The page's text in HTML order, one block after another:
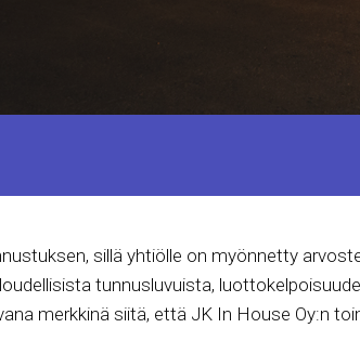
sillä yhtiölle on myönnetty
tunnusluvuista,
merkkinä siitä, että JK In House Oy:n